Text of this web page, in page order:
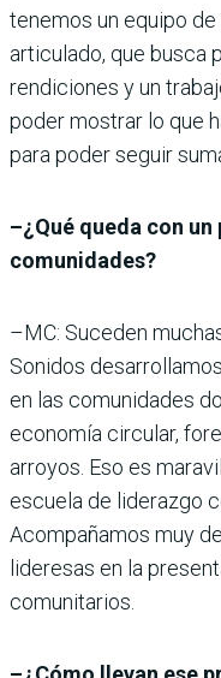
tenemos un equipo
articulado, que busca
rendiciones y un
poder mostrar lo que
para poder seguir
–¿Qué queda con
comunidades?
–MC: Suceden
Sonidos
en las comunidades
economía circular,
arroyos. Eso es
escuela de liderazgo
Acompañamos muy
lideresas en la
comunitarios.